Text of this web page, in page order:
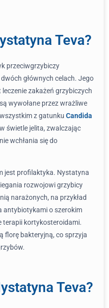
Teva?
przeciwgrzybiczy
głównych celach. Jego
zakażeń grzybiczych
wywołane przez wrażliwe
z gatunku Candida
świetle jelita, zwalczając
wchłania się do
jest profilaktyka. Nystatyna
rozwojowi grzybicy
narażonych, na przykład
antybiotykami o szerokim
terapii kortykosteroidami.
florę bakteryjną, co sprzyja
Teva?